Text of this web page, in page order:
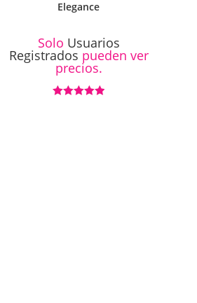
Elegance
Solo Usuarios
Registrados pueden ver
precios.